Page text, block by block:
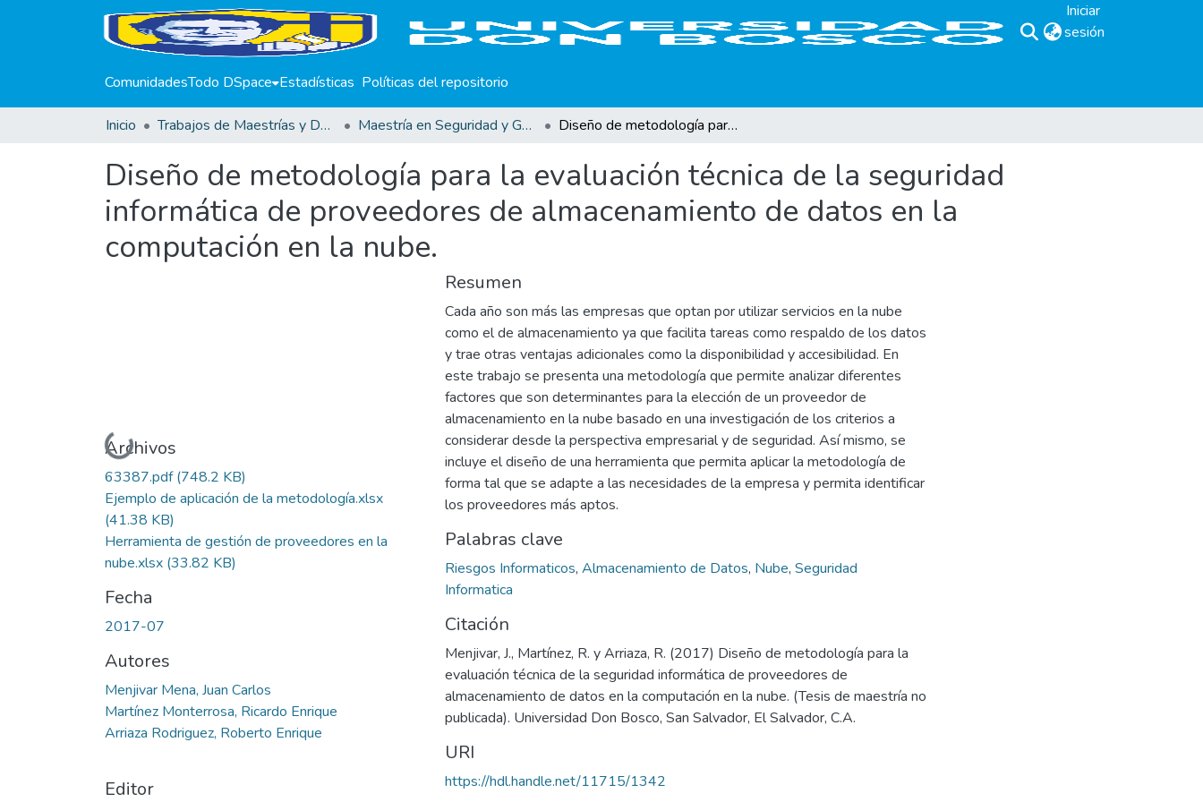
Iniciar
sesión
ComunidadesTodo DSpace Estadísticas Políticas del repositorio
Inicio Trabajos de Maestrías y Doctorados Maestría en Seguridad y Gestión de Riesgos Informáticos Diseño de metodología para la evaluación técnica de la seguridad informática de proveedores de almacenamiento de datos en la computación en la nube.
Diseño de metodología para la evaluación técnica de la seguridad
informática de proveedores de almacenamiento de datos en la
computación en la nube.
Cargando...
Archivos
63387.pdf(748.2 KB)
Ejemplo de aplicación de la metodología.xlsx
(41.38 KB)
Herramienta de gestión de proveedores en la
nube.xlsx (33.82 KB)
Fecha
2017-07
Autores
Menjivar Mena, Juan Carlos
Martínez Monterrosa, Ricardo Enrique
Arriaza Rodriguez, Roberto Enrique
Editor
Resumen
Cada año son más las empresas que optan por utilizar servicios en la nube
como el de almacenamiento ya que facilita tareas como respaldo de los datos
y trae otras ventajas adicionales como la disponibilidad y accesibilidad. En
este trabajo se presenta una metodología que permite analizar diferentes
factores que son determinantes para la elección de un proveedor de
almacenamiento en la nube basado en una investigación de los criterios a
considerar desde la perspectiva empresarial y de seguridad. Así mismo, se
incluye el diseño de una herramienta que permita aplicar la metodología de
forma tal que se adapte a las necesidades de la empresa y permita identificar
los proveedores más aptos.
Palabras clave
Riesgos Informaticos, Almacenamiento de Datos, Nube, Seguridad
Informatica
Citación
Menjivar, J., Martínez, R. y Arriaza, R. (2017) Diseño de metodología para la
evaluación técnica de la seguridad informática de proveedores de
almacenamiento de datos en la computación en la nube. (Tesis de maestría no
publicada). Universidad Don Bosco, San Salvador, El Salvador, C.A.
URI
https://hdl.handle.net/11715/1342